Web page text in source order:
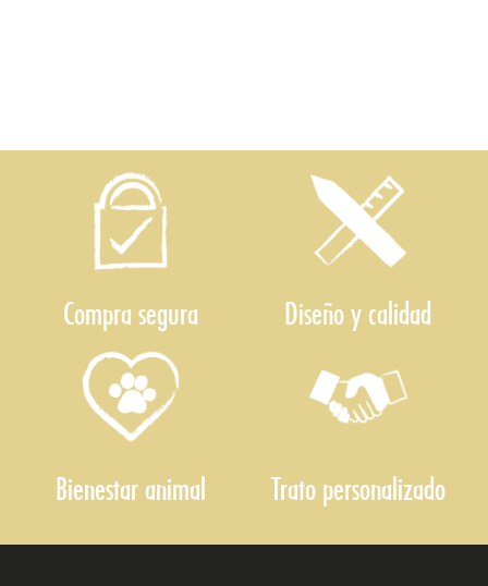
Compra segura Diseño y calidad
Bienestar animal Trato personalizado